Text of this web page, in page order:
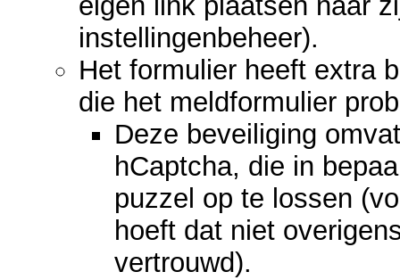
instellingenbeheer).
Het formulier heeft extra
die het meldformulier
Deze beveiliging
hCaptcha, die in
puzzel op te lossen
hoeft dat niet
vertrouwd).